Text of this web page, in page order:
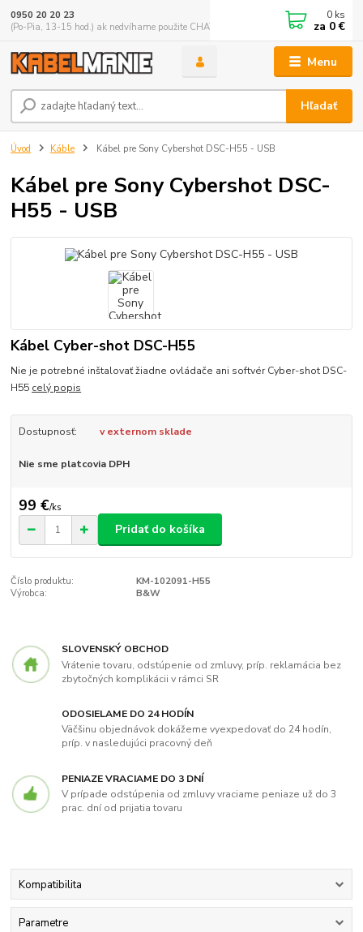
Menu
Hľadať
0950 20 20 23
(Po-Pia, 13-15 hod.) ak nedvíhame použite CHATBOX
0 ks
za 0 €
Úvod Káble Kábel pre Sony Cybershot DSC-H55 - USB
Kábel pre Sony Cybershot DSC-
H55 - USB
Kábel Cyber-shot DSC-H55
Nie je potrebné inštalovať žiadne ovládače ani softvér Cyber-shot DSC-
H55 celý popis
Dostupnosť: v externom sklade
Nie sme platcovia DPH
99 €/ks
Pridať do košíka
Číslo produktu:
KM-102091-H55
Výrobca:
B&W
SLOVENSKÝ OBCHOD
Vrátenie tovaru, odstúpenie od zmluvy, príp. reklamácia bez
zbytočných komplikácii v rámci SR
ODOSIELAME DO 24 HODÍN
Väčšinu objednávok dokážeme vyexpedovať do 24 hodín,
príp. v nasledujúci pracovný deň
PENIAZE VRACIAME DO 3 DNÍ
V prípade odstúpenia od zmluvy vraciame peniaze už do 3
prac. dní od prijatia tovaru
Kompatibilita
Parametre